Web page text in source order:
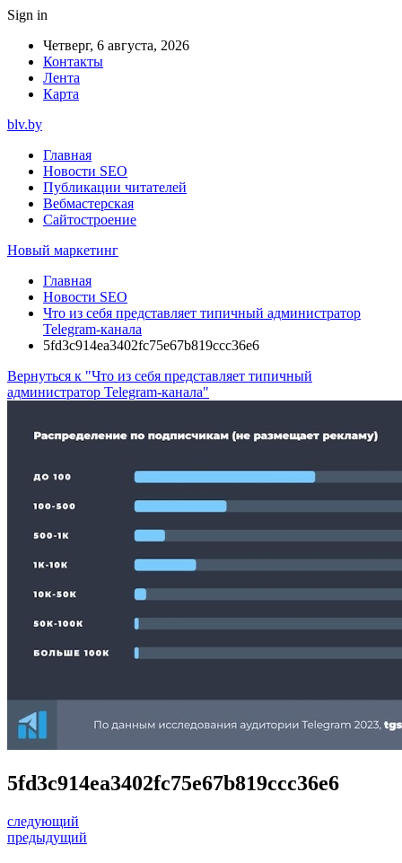
Sign in
Четверг, 6 августа, 2026
Контакты
Лента
Карта
blv.by
Главная
Новости SEO
Публикации читателей
Вебмастерская
Сайтостроение
Новый маркетинг
Главная
Новости SEO
Что из себя представляет типичный администратор
Telegram-канала
5fd3c914ea3402fc75e67b819ccc36e6
Вернуться к "Что из себя представляет типичный
администратор Telegram-канала"
5fd3c914ea3402fc75e67b819ccc36e6
следующий
предыдущий